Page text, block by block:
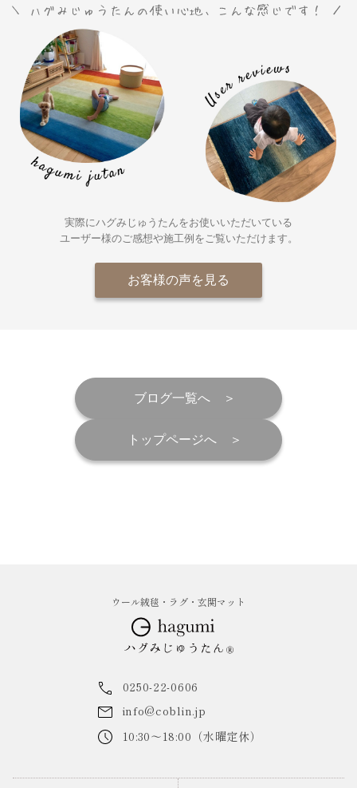
実際にハグみじゅうたんをお使いいただいている
ユーザー様のご感想や施工例をご覧いただけます。
お客様の声を見る
ブログ一覧へ
トップページへ
ウール絨毯・ラグ・玄関マット
0250-22-0606
info@coblin.jp
10:30～18:00（水曜定休）